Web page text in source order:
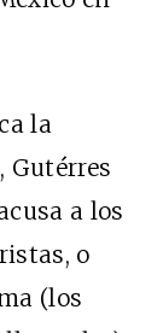
la
Gutérres
a los
o
(los